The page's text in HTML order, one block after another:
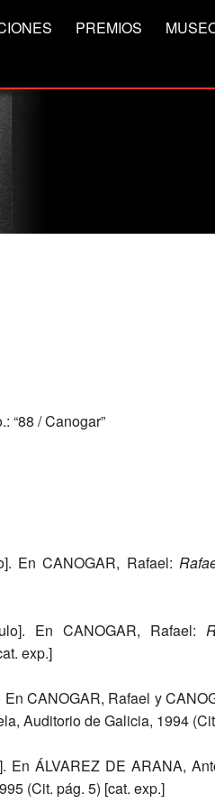
PREMIOS
“88 / Canogar”
En CANOGAR, Rafael:
En CANOGAR, Rafael:
exp.]
CANOGAR, Rafael y
Auditorio de Galicia, 1994
En ÁLVAREZ DE ARANA,
(Cit. pág. 5) [cat. exp.]